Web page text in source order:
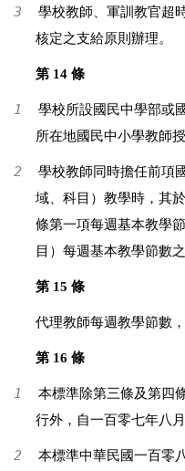
3 學校教師、軍訓教官超
核定之支給原則辦理。
第 14 條
1 學校所設國民中學部或
所在地國民中小學教師
2 學校教師同時擔任前項
域、科目）教學時，其
條第一項每週基本教學
目）每週基本教學節數
第 15 條
代理教師每週教學節數
第 16 條
1 本標準除第三條及第四
行外，自一百零七年八月
2 本標準中華民國一百零